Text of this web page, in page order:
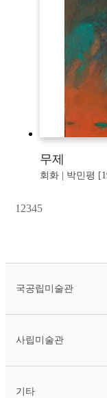
무제
회화 | 박민평
1 2345
국공립미술관
사립미술관
기타